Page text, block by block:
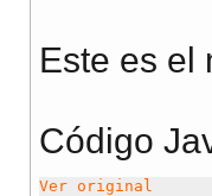
Este es el
Código
Ver original